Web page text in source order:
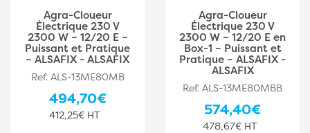
Agra-Cloueur
Électrique 230 V
2300 W – 12/20 E –
Puissant et Pratique
– ALSAFIX - ALSAFIX
Ref. ALS-13ME80MB
494,70€
412,25€ HT
Agra-Cloueur
Électrique 230 V
2300 W – 12/20 E en
Box-1 – Puissant et
Pratique – ALSAFIX -
ALSAFIX
Ref. ALS-13ME80MBB
574,40€
478,67€ HT